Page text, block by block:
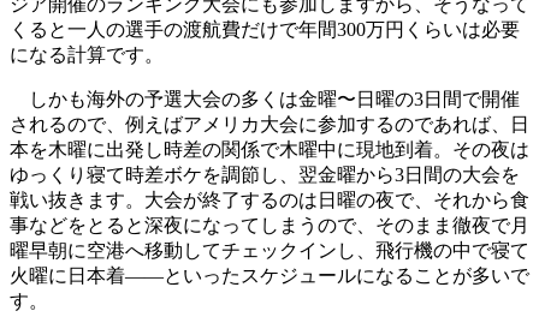
くると一人の選手の渡航費だけで年間300万円くらいは必要
になる計算です。
しかも海外の予選大会の多くは金曜〜日曜の3日間で開催
されるので、例えばアメリカ大会に参加するのであれば、日
本を木曜に出発し時差の関係で木曜中に現地到着。その夜は
ゆっくり寝て時差ボケを調節し、翌金曜から3日間の大会を
戦い抜きます。大会が終了するのは日曜の夜で、それから食
事などをとると深夜になってしまうので、そのまま徹夜で月
曜早朝に空港へ移動してチェックインし、飛行機の中で寝て
火曜に日本着――といったスケジュールになることが多いで
す。